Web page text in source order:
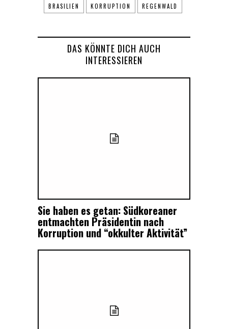
BRASILIEN KORRUPTION REGENWALD
DAS KÖNNTE DICH AUCH
INTERESSIEREN
Sie haben es getan: Südkoreaner
entmachten Präsidentin nach
Korruption und “okkulter Aktivität”